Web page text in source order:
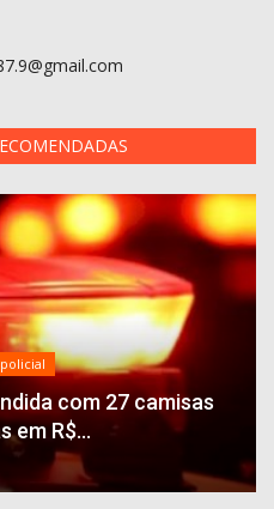
com 27 camisas
em R$...